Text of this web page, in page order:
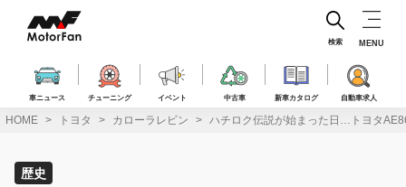
ス
車ニュース チューニング イベント 中古車 新車カタログ 自動車求人
検索 MENU
HOME トヨタ カローラレビン ハチロク伝説が始まった日…トヨタ
歴史